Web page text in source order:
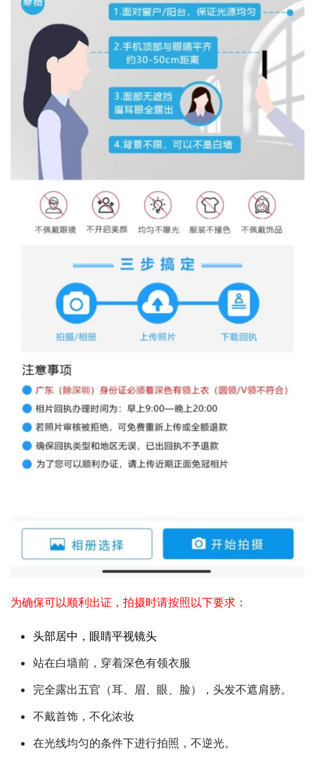
为确保可以顺利出证，拍摄时请按照以下要求：
头部居中，眼睛平视镜头
站在白墙前，穿着深色有领衣服
完全露出五官（耳、眉、眼、脸），头发不遮肩膀。
不戴首饰，不化浓妆
在光线均匀的条件下进行拍照，不逆光。